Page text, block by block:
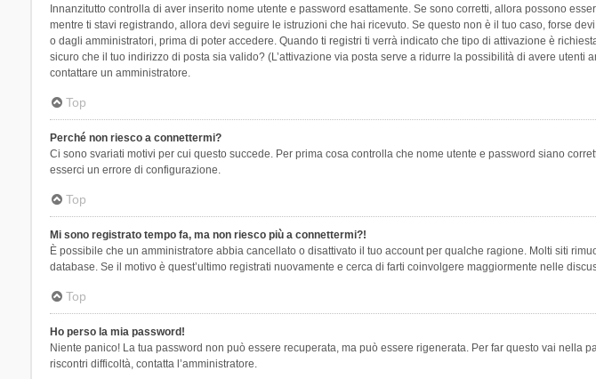
Innanzitutto controlla di aver inserito nome utente e password esattamente. Se sono corretti, allora possono
mentre ti stavi registrando, allora devi seguire le istruzioni che hai ricevuto. Se questo non è il tuo caso, forse
o dagli amministratori, prima di poter accedere. Quando ti registri ti verrà indicato che tipo di attivazione è
sicuro che il tuo indirizzo di posta sia valido? (L’attivazione via posta serve a ridurre la possibilità di avere
contattare un amministratore.
Top
Perché non riesco a connettermi?
Ci sono svariati motivi per cui questo succede. Per prima cosa controlla che nome utente e password siano
esserci un errore di configurazione.
Top
Mi sono registrato tempo fa, ma non riesco più a connettermi?!
È possibile che un amministratore abbia cancellato o disattivato il tuo account per qualche ragione. Molti siti
database. Se il motivo è quest’ultimo registrati nuovamente e cerca di farti coinvolgere maggiormente nelle
Top
Ho perso la mia password!
Niente panico! La tua password non può essere recuperata, ma può essere rigenerata. Per far questo vai nella
riscontri difficoltà, contatta l’amministratore.